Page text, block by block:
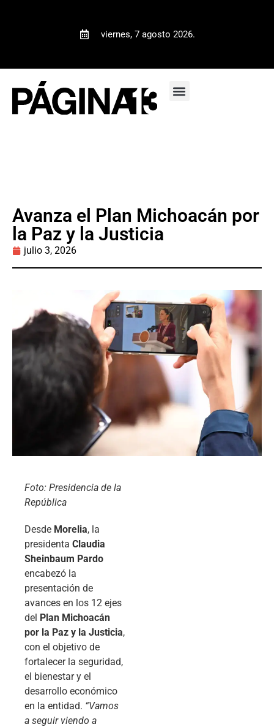
viernes, 7 agosto 2026.
Avanza el Plan Michoacán por
la Paz y la Justicia
julio 3, 2026
Foto: Presidencia de la
República
Desde Morelia, la
presidenta Claudia
Sheinbaum Pardo
encabezó la
presentación de
avances en los 12 ejes
del Plan Michoacán
por la Paz y la Justicia,
con el objetivo de
fortalecer la seguridad,
el bienestar y el
desarrollo económico
en la entidad. “Vamos
a seguir viendo a